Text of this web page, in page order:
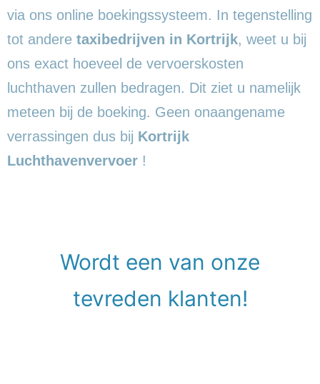
via ons online boekingssysteem. In tegenstelling
tot andere taxibedrijven in Kortrijk, weet u bij
ons exact hoeveel de vervoerskosten
luchthaven zullen bedragen. Dit ziet u namelijk
meteen bij de boeking. Geen onaangename
verrassingen dus bij Kortrijk
Luchthavenvervoer !
Wordt een van onze
tevreden klanten!